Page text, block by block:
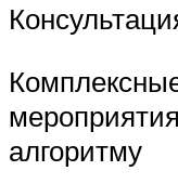
алгоритму